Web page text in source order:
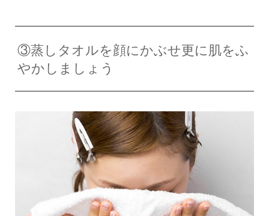
③蒸しタオルを顔にかぶせ更に肌をふ
やかしましょう